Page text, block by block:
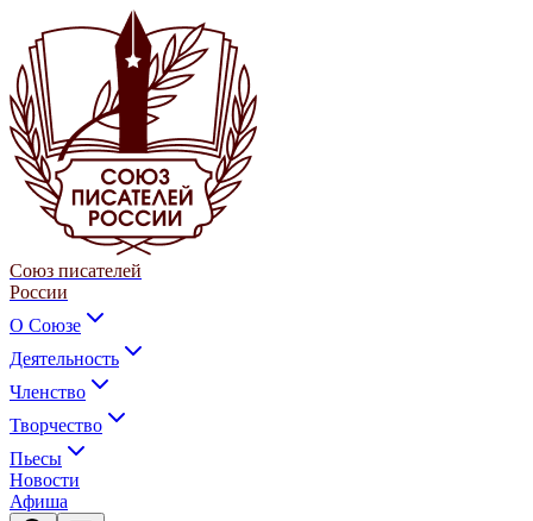
Союз писателей
России
О Союзе
Деятельность
Членство
Творчество
Пьесы
Новости
Афиша